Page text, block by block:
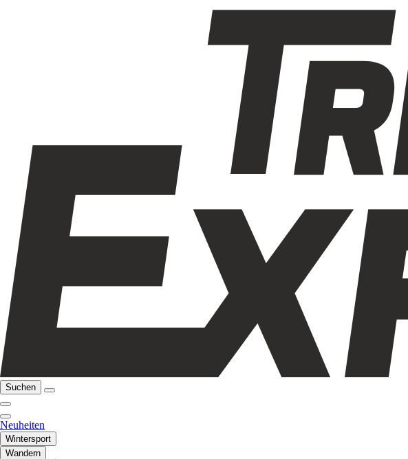
Suchen
Neuheiten
Wintersport
Wandern